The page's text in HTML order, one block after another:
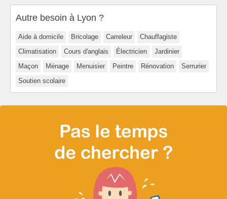
Autre besoin à Lyon ?
Aide à domicile Bricolage Carreleur
Chauffagiste
Climatisation
Cours d'anglais Électricien
Jardinier
Maçon
Ménage Menuisier Peintre Rénovation
Serrurier
Soutien scolaire